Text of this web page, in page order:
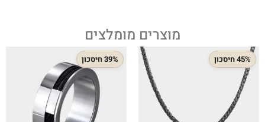
מוצרים מומלצים
45% חיסכון 39% חיסכון